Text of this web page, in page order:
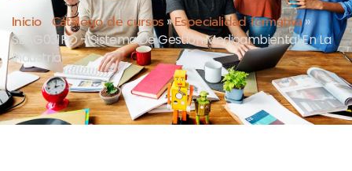
Inicio» Cátalogo de cursos »Especialidad formativa»
SEAG031PO – Sistema De Gestión Medioambiental En La
Industria